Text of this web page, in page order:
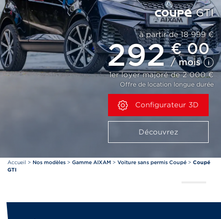
GTI
à partir de 18 999 €
292 € 00
/ mois
1er loyer majoré de 2 000 €
Offre de location longue durée
Configurateur 3D
Découvrez
Accueil > Nos modèles > Gamme AIXAM > Voiture sans permis Coupé > Coupé
GTI